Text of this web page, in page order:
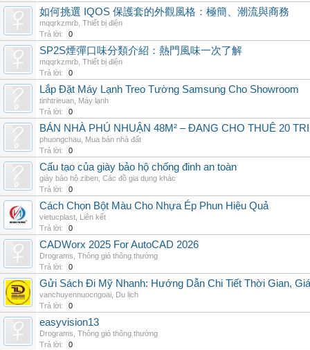
如何挑選 IQOS 保護套的外觀風格：極簡、潮流與商務
mqqrkzmrb Thiết bị điện
Trả lời:
0
SP2S煙彈口味分類介紹：熱門風味一次了解
mqqrkzmrb Thiết bị điện
Trả lời:
0
Lắp Đặt Máy Lạnh Treo Tường Samsung Cho Showroom
tinhtrieuan Máy lạnh
Trả lời:
0
BÁN NHÀ PHÚ NHUẬN 48M² – ĐANG CHO THUÊ 20
phuongchau Mua bán nhà đất
Trả lời:
0
Cấu tạo của giày bảo hộ chống đinh an toàn
giày bảo hộ ziben Các đồ gia dụng khác
Trả lời:
0
Cách Chọn Bột Màu Cho Nhựa Ép Phun Hiệu Quả
vietucplast Liên kết
Trả lời:
0
CADWorx 2025 For AutoCAD 2026
Drograms Thông gió thông thường
Trả lời:
0
Gửi Sách Đi Mỹ Nhanh: Hướng Dẫn Chi Tiết Thời Gian,
vanchuyennuocngoai Du lịch
Trả lời:
0
easyvision13
Drograms Thông gió thông thường
Trả lời:
0